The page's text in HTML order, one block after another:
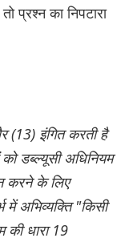
प्रश्न का निपटारा
(13) इंगित करती है
डब्ल्यूसी अधिनियम
करने के लिए
में अभिव्यक्ति "किसी
की धारा 19